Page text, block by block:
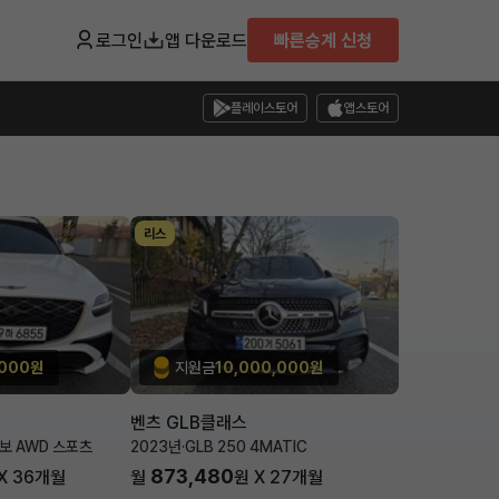
로그인 앱 다운로드 빠른승계 신청
플레이스토어 앱스토어
원
AWD 스포츠
36개월
리스
지원금10,000,000원
벤츠 GLB클래스
2023년·GLB 250 4MATIC
월 873,480원 X 27개월